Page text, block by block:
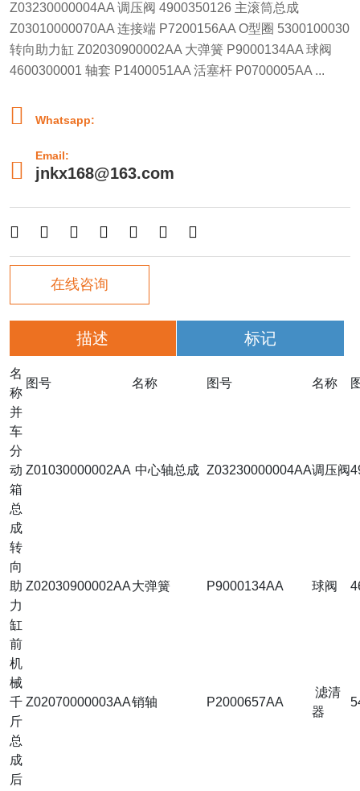
Z03230000004AA 调压阀 4900350126 主滚筒总成
Z03010000070AA 连接端 P7200156AA O型圈 5300100030
转向助力缸 Z02030900002AA 大弹簧 P9000134AA 球阀
4600300001 轴套 P1400051AA 活塞杆 P0700005AA ...
 Whatsapp:

Email:
jnkx168@163.com
      
在线咨询
描述 标记
名
称
图号 名称 图号 名称
并
车
分
动
箱
总
成
Z01030000002AA 中心轴总成 Z03230000004AA调压阀
转
向
助
力
缸
Z02030900002AA大弹簧 P9000134AA 球阀
前
机
械
千
斤
总
成
Z02070000003AA销轴 P2000657AA
滤清
器
后